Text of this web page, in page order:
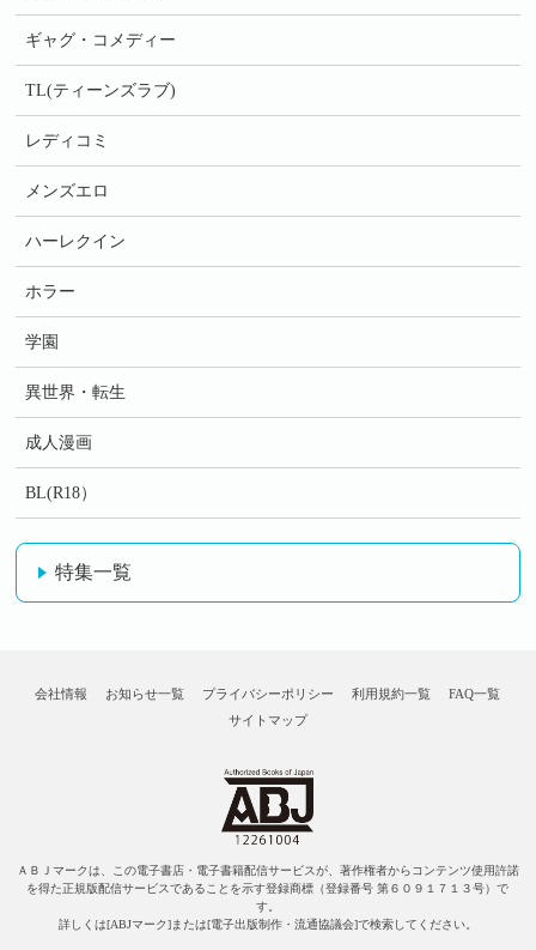
ギャグ・コメディー
TL(ティーンズラブ)
レディコミ
メンズエロ
ハーレクイン
ホラー
学園
異世界・転生
成人漫画
BL(R18）
特集一覧
会社情報 お知らせ一覧 プライバシーポリシー 利用規約一覧
FAQ一覧
サイトマップ
ＡＢＪマークは、この電子書店・電子書籍配信サービスが、著作権者からコンテンツ使用許諾
を得た正規版配信サービスであることを示す登録商標（登録番号 第６０９１７１３号）で
す。
詳しくは[ABJマーク]または[電子出版制作・流通協議会]で検索してください。